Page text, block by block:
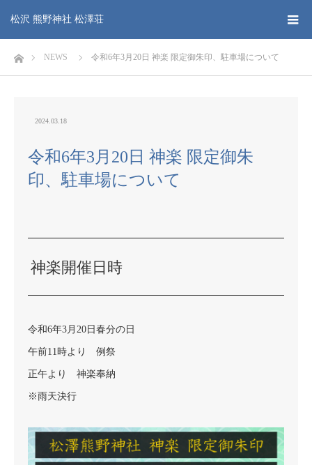
松沢 熊野神社 松澤荘
ホームNEWS 令和6年3月20日 神楽 限定御朱印、駐車場について
2024.03.18
令和6年3月20日 神楽 限定御朱
印、駐車場について
神楽開催日時
令和6年3月20日春分の日
午前11時より 例祭
正午より 神楽奉納
※雨天決行